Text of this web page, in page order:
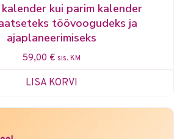
kui parim kalender
töövoogudeks ja
ajaplaneerimiseks
59,00 € sis. KM
LISA KORVI